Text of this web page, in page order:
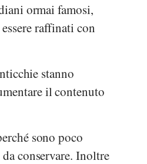
ormai famosi,
raffinati con
stanno
il contenuto
sono poco
conservare. Inoltre